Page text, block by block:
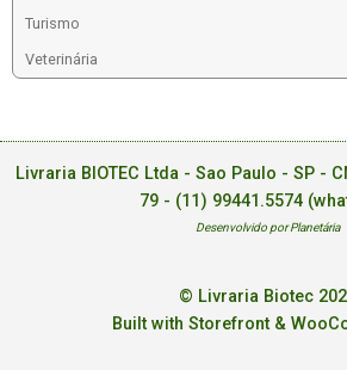
Turismo
Veterinária
Livraria BIOTEC Ltda - Sao Paulo - SP -
79 - (11) 99441.5574
Desenvolvido por Planetária
© Livraria Biotec
Built with Storefront &